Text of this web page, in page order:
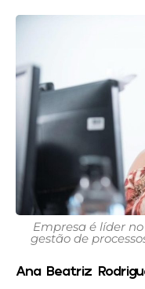
Empresa é líder
gestão de
Ana Beatriz